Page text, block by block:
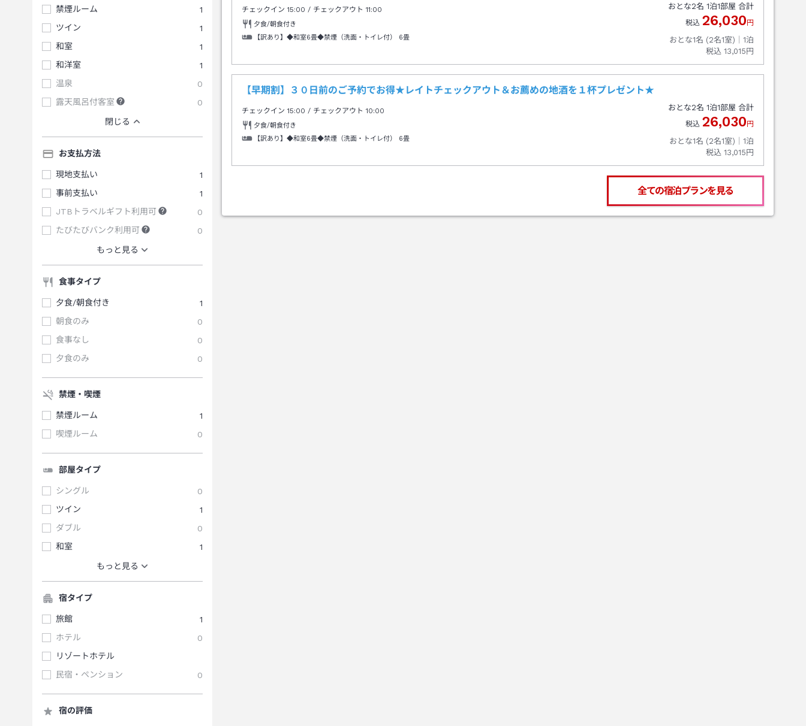
禁煙ルーム
1
ツイン
1
和室
1
和洋室
1
温泉
0
露天風呂付客室
0
閉じる
お支払方法
現地支払い
1
事前支払い
1
JTBトラベルギフト利用可
0
たびたびバンク利用可
0
もっと見る
食事タイプ
夕食/朝食付き
1
朝食のみ
0
食事なし
0
夕食のみ
0
禁煙・喫煙
禁煙ルーム
1
喫煙ルーム
0
部屋タイプ
シングル
0
ツイン
1
ダブル
0
和室
1
もっと見る
宿タイプ
旅館
1
ホテル
0
リゾートホテル
民宿・ペンション
0
宿の評価
チェックイン15:00 / チェックアウト 11:00
夕食/朝食付き
【訳あり】◆和室6畳◆禁煙（洗面・トイレ付）
6畳
おとな2名 1泊1部屋 合計
税込 26,030 円
おとな1名 (2名1室)｜ 1泊
税込 13,015円
【早期割】３０日前のご予約でお得★レイトチェックアウト＆お薦めの地酒を１杯プレゼント★
チェックイン15:00 / チェックアウト 10:00
夕食/朝食付き
【訳あり】◆和室6畳◆禁煙（洗面・トイレ付）
6畳
おとな2名 1泊1部屋 合計
税込 26,030 円
おとな1名 (2名1室)｜ 1泊
税込 13,015円
全ての宿泊プランを見る